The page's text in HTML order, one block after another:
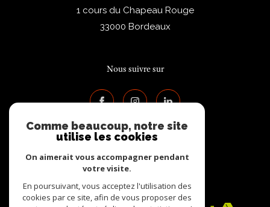
1 cours du Chapeau Rouge
33000
Bordeaux
Nous suivre sur
Adhérents
Comme beaucoup, notre site
utilise les cookies
On aimerait vous accompagner pendant
votre visite.
En poursuivant, vous acceptez l'utilisation des
cookies par ce site, afin de vous proposer des